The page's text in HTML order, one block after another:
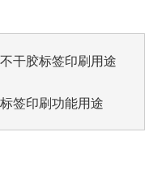
干胶标签印刷用途
签印刷功能用途